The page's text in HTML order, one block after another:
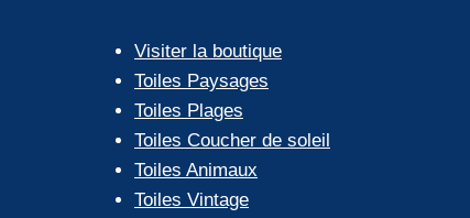
Visiter la boutique
Toiles Paysages
Toiles Plages
Toiles Coucher de soleil
Toiles Animaux
Toiles Vintage